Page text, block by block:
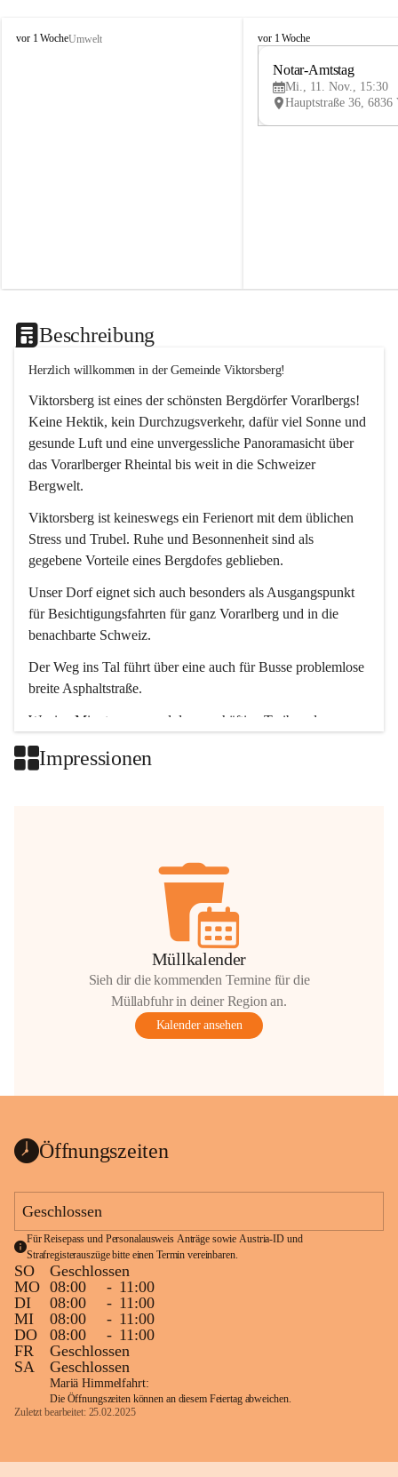
V
vor 1 WocheUmwelt
V
vor 1 Woche
Notar-Amtstag
Mi., 11. Nov., 15:30
Beschreibung
Herzlich willkommen in der Gemeinde Viktorsberg!
Viktorsberg ist eines der schönsten Bergdörfer Vorarlbergs!
Keine Hektik, kein Durchzugsverkehr, dafür viel Sonne und
gesunde Luft und eine unvergessliche Panoramasicht über
das Vorarlberger Rheintal bis weit in die Schweizer
Bergwelt.
Viktorsberg ist keineswegs ein Ferienort mit dem üblichen
Stress und Trubel. Ruhe und Besonnenheit sind als
gegebene Vorteile eines Bergdofes geblieben.
Unser Dorf eignet sich auch besonders als Ausgangspunkt
für Besichtigungsfahrten für ganz Vorarlberg und in die
benachbarte Schweiz.
Der Weg ins Tal führt über eine auch für Busse problemlose
breite Asphaltstraße.
Wenige Minuten nur, und das geschäftige Treiben der
Impressionen
Müllkalender
Sieh dir die kommenden Termine für die
Müllabfuhr in deiner Region an.
Kalender ansehen
Öffnungszeiten
Geschlossen
Für Reisepass und Personalausweis Anträge sowie Austria-ID und
Strafregisterauszüge bitte einen Termin vereinbaren.
SO
Geschlossen
MO 08:00 - 11:00
DI
08:00 - 11:00
MI
08:00 - 11:00
DO
08:00 - 11:00
FR
Geschlossen
SA
Geschlossen
Mariä Himmelfahrt:
Die Öffnungszeiten können an diesem Feiertag abweichen.
Zuletzt bearbeitet: 25.02.2025